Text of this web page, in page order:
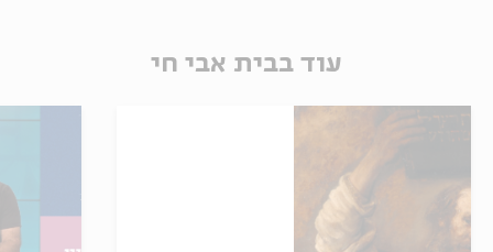
עוד בבית אבי חי